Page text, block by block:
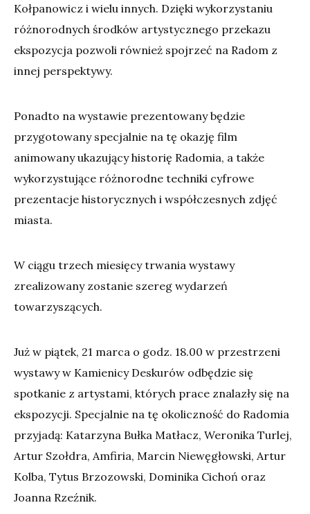
Kołpanowicz i wielu innych. Dzięki wykorzystaniu
różnorodnych środków artystycznego przekazu
ekspozycja pozwoli również spojrzeć na Radom z
innej perspektywy.
Ponadto na wystawie prezentowany będzie
przygotowany specjalnie na tę okazję film
animowany ukazujący historię Radomia, a także
wykorzystujące różnorodne techniki cyfrowe
prezentacje historycznych i współczesnych zdjęć
miasta.
W ciągu trzech miesięcy trwania wystawy
zrealizowany zostanie szereg wydarzeń
towarzyszących.
Już w piątek, 21 marca o godz. 18.00 w przestrzeni
wystawy w Kamienicy Deskurów odbędzie się
spotkanie z artystami, których prace znalazły się na
ekspozycji. Specjalnie na tę okoliczność do Radomia
przyjadą: Katarzyna Bułka Matłacz, Weronika Turlej,
Artur Szołdra, Amfiria, Marcin Niewęgłowski, Artur
Kolba, Tytus Brzozowski, Dominika Cichoń oraz
Joanna Rzeźnik.